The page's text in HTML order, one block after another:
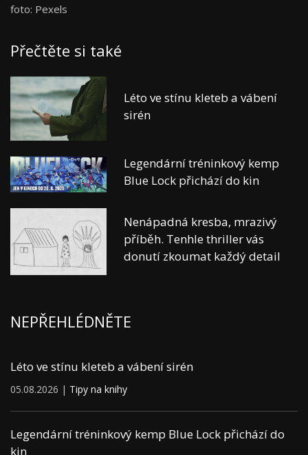
foto: Pexels
Přečtěte si také
Léto ve stínu kleteb a vábení
sirén
Legendární tréninkový kemp
Blue Lock přichází do kin
Nenápadná kresba, mrazivý
příběh. Tenhle thriller vás
donutí zkoumat každý detail
NEPŘEHLÉDNĚTE
Léto ve stínu kleteb a vábení sirén
05.08.2026 | Tipy na knihy
Legendární tréninkový kemp Blue Lock přichází do
kin